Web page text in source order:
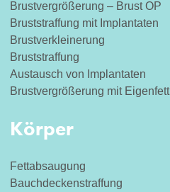
Brustvergrößerung – Brust OP
Bruststraffung mit Implantaten
Brustverkleinerung
Bruststraffung
Austausch von Implantaten
Brustvergrößerung mit Eigenfett
Körper
Fettabsaugung
Bauchdeckenstraffung